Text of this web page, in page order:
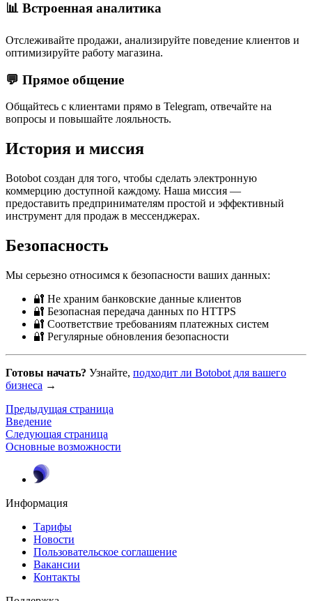
📊 Встроенная аналитика
Отслеживайте продажи, анализируйте поведение клиентов и
оптимизируйте работу магазина.
💬 Прямое общение
Общайтесь с клиентами прямо в Telegram, отвечайте на
вопросы и повышайте лояльность.
История и миссия
Botobot создан для того, чтобы сделать электронную
коммерцию доступной каждому. Наша миссия —
предоставить предпринимателям простой и эффективный
инструмент для продаж в мессенджерах.
Безопасность
Мы серьезно относимся к безопасности ваших данных:
🔐 Не храним банковские данные клиентов
🔐 Безопасная передача данных по HTTPS
🔐 Соответствие требованиям платежных систем
🔐 Регулярные обновления безопасности
Готовы начать? Узнайте, подходит ли Botobot для вашего
бизнеса →
Предыдущая страница
Введение
Следующая страница
Основные возможности
Информация
Тарифы
Новости
Пользовательское соглашение
Вакансии
Контакты